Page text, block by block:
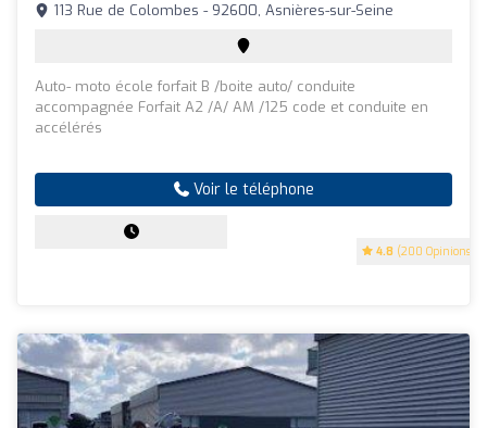
4.8 (200 Opinions)
113 Rue de Colombes - 92600, Asnières-sur-Seine
Auto- moto école forfait B /boite auto/ conduite
accompagnée Forfait A2 /A/ AM /125 code et conduite en
accélérés
Voir le téléphone